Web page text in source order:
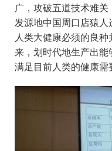
广，攻破五道技术难
发源地中国周口店猿
人类大健康必须的良
来，划时代地生产出能
满足目前人类的健康需